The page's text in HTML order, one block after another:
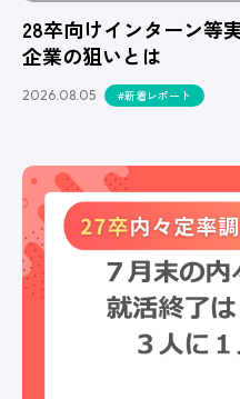
28卒向けインターン等
企業の狙いとは
2026.08.05 #新着レポート